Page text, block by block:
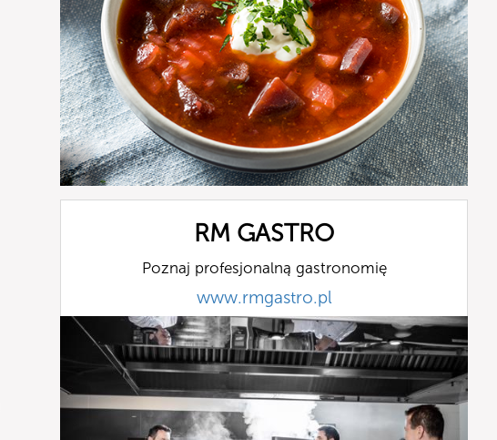
RM GASTRO
Poznaj profesjonalną gastronomię
www.rmgastro.pl